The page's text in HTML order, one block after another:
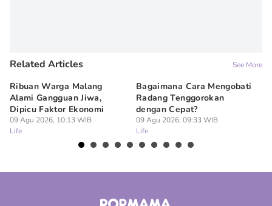
Related Articles See More
Ribuan Warga Malang
Alami Gangguan Jiwa,
Dipicu Faktor Ekonomi
09 Agu 2026, 10:13 WIB
Life
Bagaimana Cara Mengobati
Radang Tenggorokan
dengan Cepat?
09 Agu 2026, 09:33 WIB
Life